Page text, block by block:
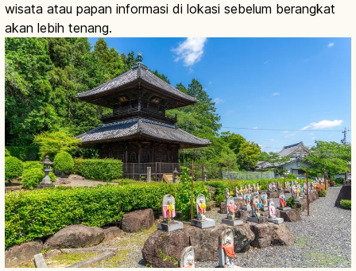
wisata atau papan informasi di lokasi sebelum berangkat
akan lebih tenang.